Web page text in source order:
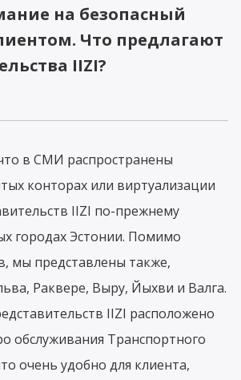
на безопасный
Что предлагают
IIZI?
в СМИ распространены
конторах или виртуализации
IIZI по-прежнему
городах Эстонии. Помимо
мы представлены также,
Раквере, Выру, Йыхви и Валга.
IIZI расположено
обслуживания Транспортного
очень удобно для клиента,